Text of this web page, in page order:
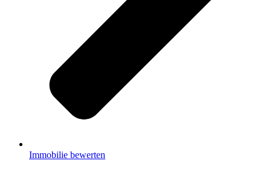
Immobilie bewerten